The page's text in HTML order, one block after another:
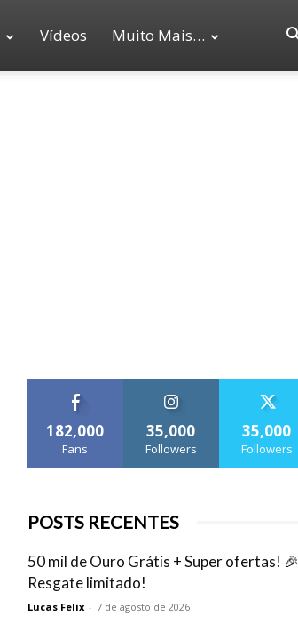
Vídeos Muito Mais…
182,000
Fans
35,000
Followers
35,000
Followers
POSTS RECENTES
50 mil de Ouro Grátis + Super ofertas! 🎉
Resgate limitado!
Lucas Felix - 7 de agosto de 2026